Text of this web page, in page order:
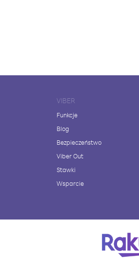
VIBER
Funkcje
Blog
Bezpieczeństwo
Viber Out
Stawki
Wsparcie